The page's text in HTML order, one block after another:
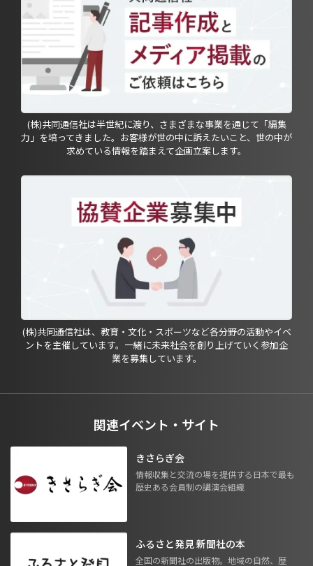
(株)共同通信社は半世紀に渡り、さまざまな事業を通じて「編集
力」を培ってきました。お客様が世の中に訴えたいこと、世の中が
求めている情報を踏まえて企画立案します。
(株)共同通信社は、教育・文化・スポーツなど各分野の活動やイベ
ントを主催しています。一緒に未来社会を創り上げていく参加企
業を募集しています。
関連イベント・サイト
きさらぎ会
情報収集と交流の場を提供する日本で最も
歴史ある会員制の講演会組織
ふるさと発見 新聞社の本
全国の新聞社の出版物。地域の自然、歴